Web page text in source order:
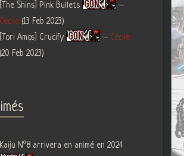
[The Shins] Pink Bullets
–
Cécile(13 Feb 2023)
[Tori Amos] Crucify
– Cécile
(20 Feb 2023)
Kaiju N°8 arrivera en animé en 2024